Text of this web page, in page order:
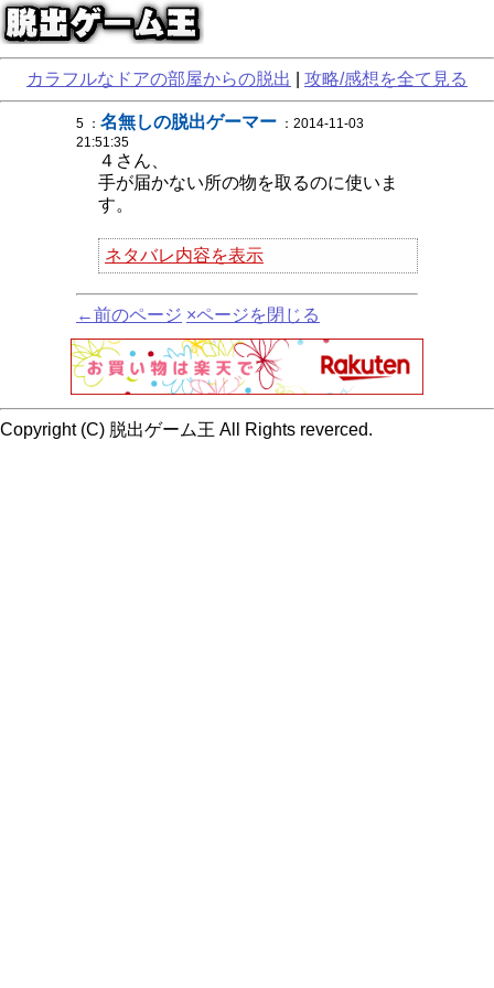
カラフルなドアの部屋からの脱出 攻略/感想を全て見る
5 ： 名無しの脱出ゲーマー ：2014-11-03
21:51:35
４さん、
手が届かない所の物を取るのに使いま
す。
ネタバレ内容を表示
←前のページ ×ページを閉じる
Copyright (C) 脱出ゲーム王 All Rights reverced.